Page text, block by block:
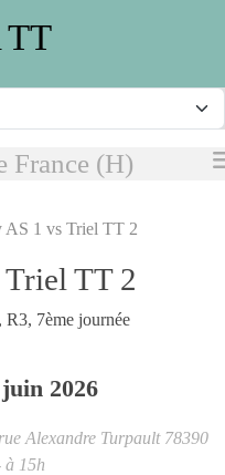
TT
France (H)
1 vs Triel TT 2
TT 2
R3, 7ème journée
juin 2026
Alexandre Turpault 78390
à 15h